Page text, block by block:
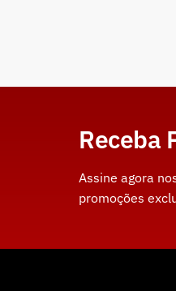
Receba
Assine agora
promoções